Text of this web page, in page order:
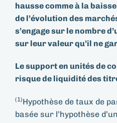
hausse comme à la
de l’évolution des
s’engage sur le nombre
sur leur valeur qu’il ne
Le support en unités de
risque de liquidité des
(1)Hypothèse de taux de
basée sur l’hypothèse